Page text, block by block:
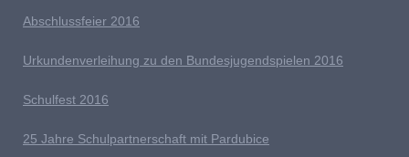
Abschlussfeier 2016
Urkundenverleihung zu den Bundesjugendspielen 2016
Schulfest 2016
25 Jahre Schulpartnerschaft mit Pardubice